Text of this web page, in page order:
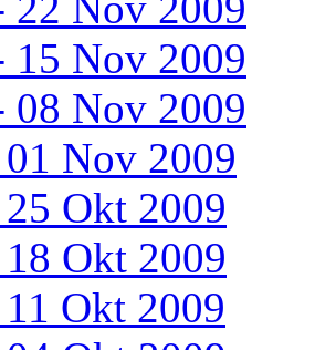
15 Nov 2009
08 Nov 2009
Nov 2009
Okt 2009
Okt 2009
Okt 2009